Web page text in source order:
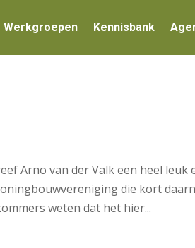
Werkgroepen Kennisbank
Arno van der Valk een heel
die kort
weten dat het hier...